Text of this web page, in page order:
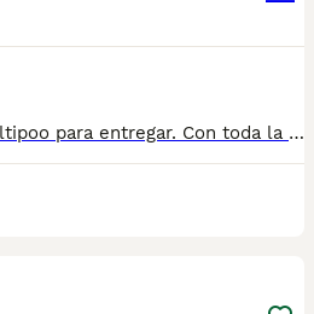
Disponible preciosos maltipoo para entregar. Con toda la documentación al día, vacunado,desparasitado y con la cartilla adecuada a su edad. Estamos en Sevilla, también disponemos de transporte. Criados en ambiente familiar súper cariñosos y sociables. Pregunten sin compromiso